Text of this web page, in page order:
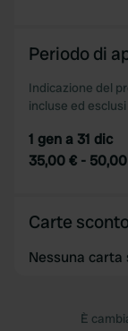
Periodo di
Indicazione del
incluse ed
1 gen a 31 dic
35,00 € -
Carte
Nessuna
È